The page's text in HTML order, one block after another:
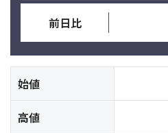
前日比
始値
高値